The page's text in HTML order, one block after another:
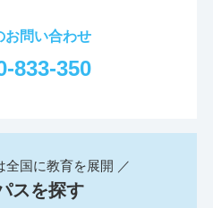
お問い合わせ
833-350
全国に教育を展開 ／
スを探す